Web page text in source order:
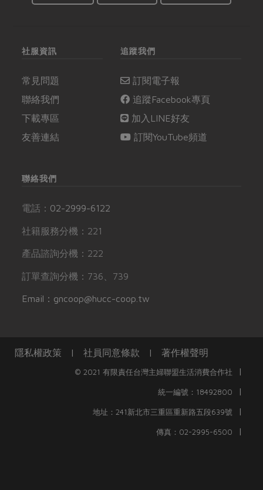
社服資訊
常見問題
聯絡我們
下載專區
友善連結
追蹤我們
訂閱電子報
追蹤Facebook專頁
加入LINE好友
訂閱YouTube頻道
聯絡我們
電話： 02-2999-6122
社籍服務分機：221
產品諮詢分機：222
訂單查詢分機：736、739
Email：gncoop@hucc-coop.tw
隱私權政策 | 社員同意條款 | 著作權聲明
© 2021 有限責任台灣主婦聯盟生活消費合作社 |
統一編號：18492800 |
地址：241新北市三重區重新路五段639號 |
傳真：02-2995-6500 |